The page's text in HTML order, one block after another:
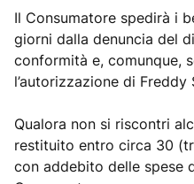
Il Consumatore spedirà i
giorni dalla denuncia del
conformità e, comunque,
l’autorizzazione di Freddy
Qualora non si riscontri
restituito entro circa 30
con addebito delle spese